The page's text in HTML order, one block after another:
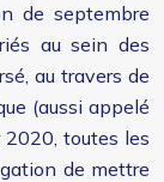
de septembre
au sein des
au travers de
(aussi appelé
2020, toutes les
de mettre